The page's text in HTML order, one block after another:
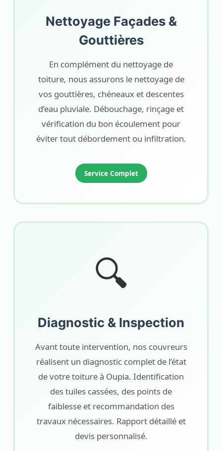
Nettoyage Façades &
Gouttières
En complément du nettoyage de
toiture, nous assurons le nettoyage de
vos gouttières, chéneaux et descentes
d’eau pluviale. Débouchage, rinçage et
vérification du bon écoulement pour
éviter tout débordement ou infiltration.
Service Complet
🔍
Diagnostic & Inspection
Avant toute intervention, nos couvreurs
réalisent un diagnostic complet de l’état
de votre toiture à Oupia. Identification
des tuiles cassées, des points de
faiblesse et recommandation des
travaux nécessaires. Rapport détaillé et
devis personnalisé.